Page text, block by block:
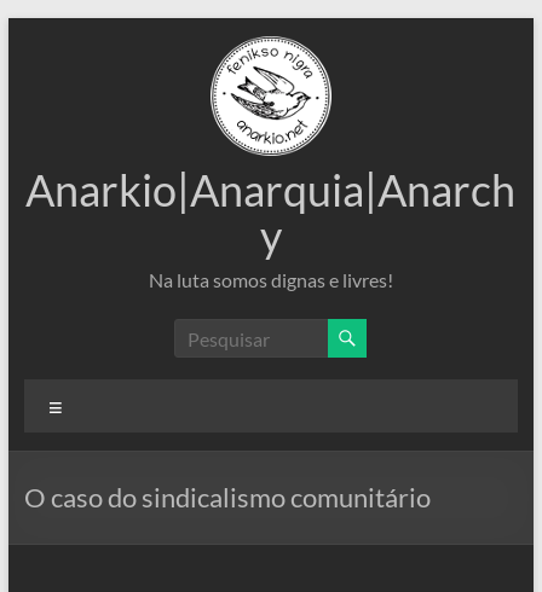
Anarkio|Anarquia|Anarch
y
Na luta somos dignas e livres!
O caso do sindicalismo comunitário